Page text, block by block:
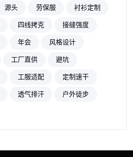
源头 劳保服
衬衫定制
四线拷克
接缝强度
年会
风格设计
工厂直供
避坑
工服适配
定制速干
透气排汗
户外徒步